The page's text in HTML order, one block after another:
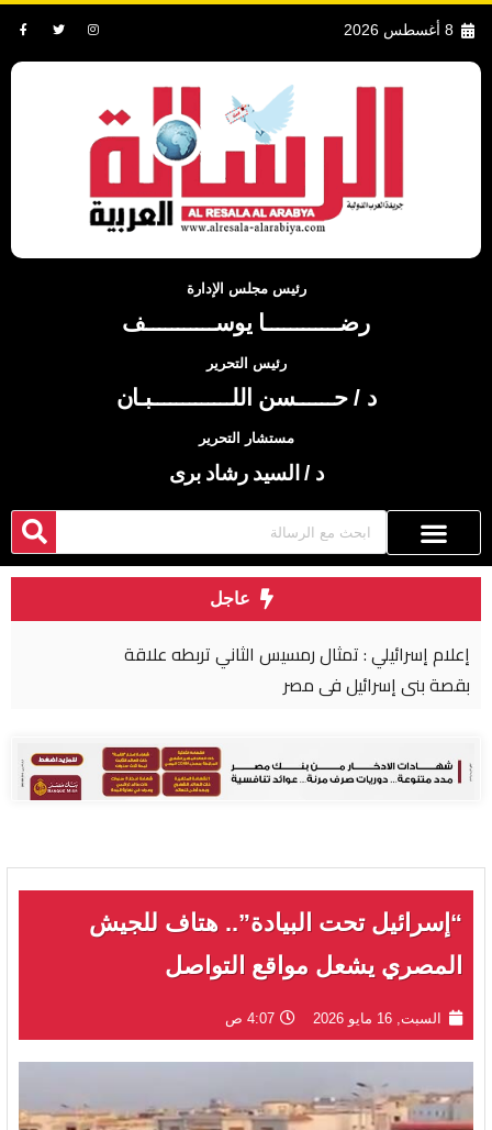
8 أغسطس 2026
رئيس مجلس الإدارة
رضــــــــــــا يوســـــــــــف
رئيس التحرير
د / حــــــسن اللـــــــــــــبـان
مستشار التحرير
د / السيد رشاد برى
عاجل
إعلام إسرائيلي : تمثال رمسيس الثاني تربطه علاقة
بقصة بني إسرائيل في مصر
“إسرائيل تحت البيادة”.. هتاف للجيش
المصري يشعل مواقع التواصل
السبت, 16 مايو 2026 4:07 ص